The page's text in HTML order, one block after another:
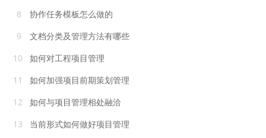
8
协作任务模板怎么做的
9
文档分类及管理方法有哪些
10
如何对工程项目管理
11
如何加强项目前期策划管理
12
如何与项目管理相处融洽
13
当前形式如何做好项目管理